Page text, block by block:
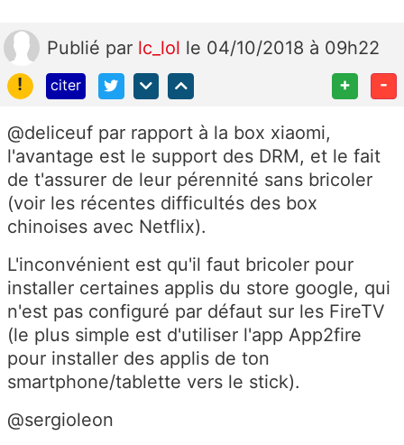
Publié par lc_lol le 04/10/2018 à 09h22
!
citer + -
@deliceuf par rapport à la box xiaomi,
l'avantage est le support des DRM, et le fait
de t'assurer de leur pérennité sans bricoler
(voir les récentes difficultés des box
chinoises avec Netflix).
L'inconvénient est qu'il faut bricoler pour
installer certaines applis du store google, qui
n'est pas configuré par défaut sur les FireTV
(le plus simple est d'utiliser l'app App2fire
pour installer des applis de ton
smartphone/tablette vers le stick).
@sergioleon